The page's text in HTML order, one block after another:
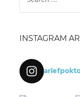
for:
INSTAGRAM